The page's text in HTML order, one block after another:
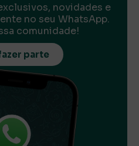
novidades e
no seu WhatsApp.
comunidade!
parte